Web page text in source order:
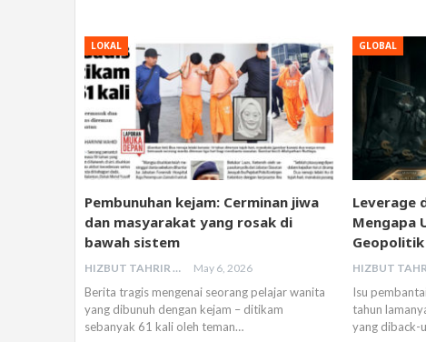
LOKAL
Pembunuhan kejam: Cerminan jiwa
dan masyarakat yang rosak di
bawah sistem
HIZBUT TAHRIR MALAYSIA May 6, 2026
Berita tragis mengenai seorang pelajar wanita
yang dibunuh dengan kejam – ditikam
sebanyak 61 kali oleh teman…
GLOBAL
Leverage
Mengapa
Geopolitik
Isu
tahun
yang diback-